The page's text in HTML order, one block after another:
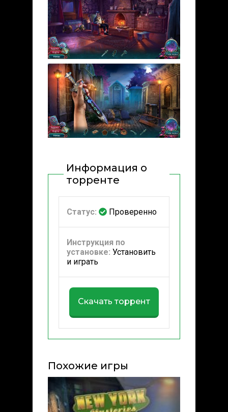
Информация о
торренте
Статус: Проверенно
Инструкция по
установке: Установить
и играть
Скачать торрент
Похожие игры